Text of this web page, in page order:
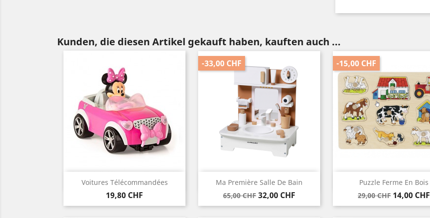
Kunden, die diesen Artikel gekauft haben, kauften auch ...
Voitures Télécommandées
Preis
19,80 CHF
Vorschau Ma Première Salle De Bain
Verkaufspreis
65,00 CHF Preis
32,00 CHF
-33,00 CHF
Vorschau Puzzle Ferme En Bois
Verkaufspreis
29,00 CHF Preis
14,00 CHF
-15,00 CHF
 Vorschau